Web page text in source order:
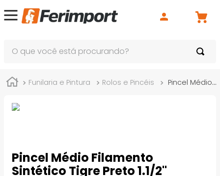
Funilaria e Pintura Rolos e Pincéis Pincel Médio Filamento Sintético Tigre Preto 1.1/2"
Pincel Médio Filamento
Sintético Tigre Preto 1.1/2"